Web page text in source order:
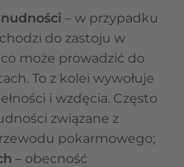
– w przypadku
do zastoju w
może prowadzić do
To z kolei wywołuje
i wzdęcia. Często
związane z
pokarmowego;
– obecność